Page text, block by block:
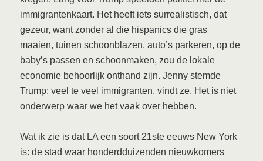
immigrantenkaart. Het heeft iets surrealistisch, dat
gezeur, want zonder al die hispanics die gras
maaien, tuinen schoonblazen, auto’s parkeren, op de
baby’s passen en schoonmaken, zou de lokale
economie behoorlijk onthand zijn. Jenny stemde
Trump: veel te veel immigranten, vindt ze. Het is niet
onderwerp waar we het vaak over hebben.
Wat ik zie is dat LA een soort 21ste eeuws New York
is: de stad waar honderdduizenden nieuwkomers